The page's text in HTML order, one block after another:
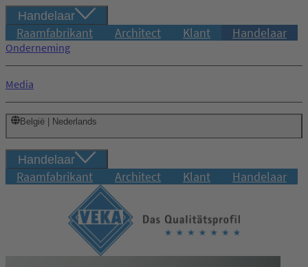
Handelaar
Raamfabrikant Architect Klant Handelaar
Onderneming
Media
België | Nederlands
Handelaar
Raamfabrikant Architect Klant Handelaar